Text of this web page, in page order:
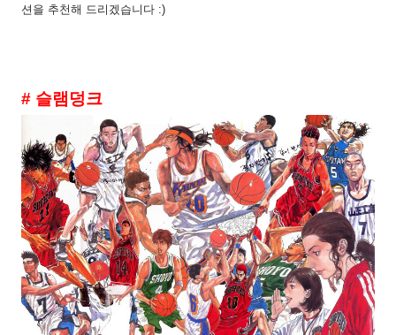
션을 추천해 드리겠습니다 :)
# 슬램덩크